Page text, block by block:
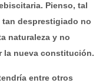
Pienso, tal
tan desprestigiado no
naturaleza y no
la nueva constitución.
entre otros